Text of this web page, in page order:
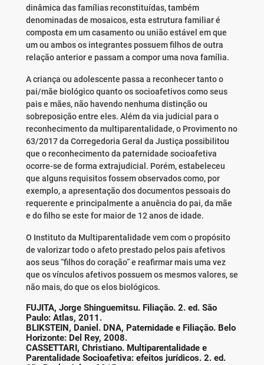
dinâmica das famílias reconstituídas, também
denominadas de mosaicos, esta estrutura familiar é
composta em um casamento ou união estável em que
um ou ambos os integrantes possuem filhos de outra
relação anterior e passam a compor uma nova família.
A criança ou adolescente passa a reconhecer tanto o
pai/mãe biológico quanto os socioafetivos como seus
pais e mães, não havendo nenhuma distinção ou
sobreposição entre eles. Além da via judicial para o
reconhecimento da multiparentalidade, o Provimento no
63/2017 da Corregedoria Geral da Justiça possibilitou
que o reconhecimento da paternidade socioafetiva
ocorre-se de forma extrajudicial. Porém, estabeleceu
que alguns requisitos fossem observados como, por
exemplo, a apresentação dos documentos pessoais do
requerente e principalmente a anuência do pai, da mãe
e do filho se este for maior de 12 anos de idade.
O Instituto da Multiparentalidade vem com o propósito
de valorizar todo o afeto prestado pelos pais afetivos
aos seus “filhos do coração” e reafirmar mais uma vez
que os vínculos afetivos possuem os mesmos valores, se
não mais, do que os elos biológicos.
FUJITA, Jorge Shinguemitsu. Filiação. 2. ed. São
Paulo: Atlas, 2011.
BLIKSTEIN, Daniel. DNA, Paternidade e Filiação. Belo
Horizonte: Del Rey, 2008.
CASSETTARI, Christiano. Multiparentalidade e
Parentalidade Socioafetiva: efeitos jurídicos. 2. ed.